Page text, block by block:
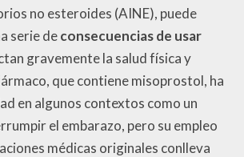
no esteroides (AINE), puede
serie deconsecuencias de usar
gravemente la salud física y
que contiene misoprostol, ha
en algunos contextos como un
el embarazo, pero su empleo
médicas originales conlleva